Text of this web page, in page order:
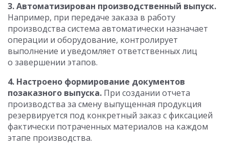
3. Автоматизирован производственный выпуск.
Например, при передаче заказа в работу
производства система автоматически назначает
операции и оборудование, контролирует
выполнение и уведомляет ответственных лиц
о завершении этапов.
4. Настроено формирование документов
позаказного выпуска. При создании отчета
производства за смену выпущенная продукция
резервируется под конкретный заказ с фиксацией
фактически потраченных материалов на каждом
этапе производства.